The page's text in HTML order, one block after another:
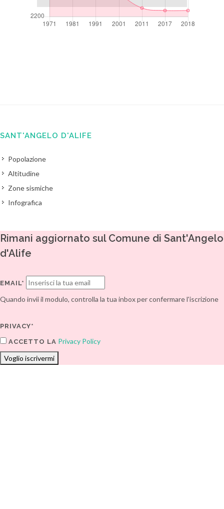
SANT'ANGELO D'ALIFE
Popolazione
Altitudine
Zone sismiche
Infografica
Rimani aggiornato sul Comune di Sant'Angelo
d'Alife
EMAIL*
Quando invii il modulo, controlla la tua inbox per confermare l'iscrizione
PRIVACY*
ACCETTO LA Privacy Policy
Voglio iscrivermi